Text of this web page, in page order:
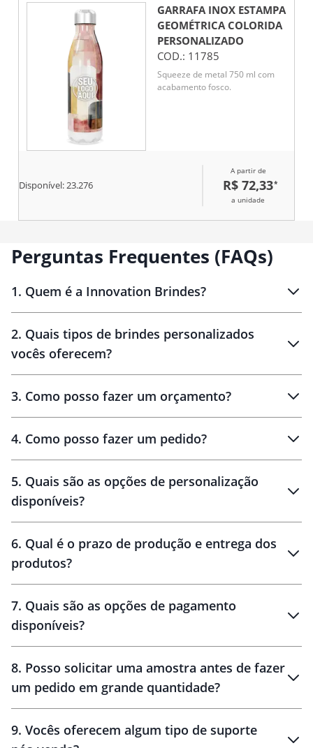
GARRAFA INOX ESTAMPA
GEOMÉTRICA COLORIDA
PERSONALIZADO
COD.: 11785
Squeeze de metal 750 ml com
acabamento fosco.
Disponível:23.276
A partir de
R$ 72,33*
a unidade
Perguntas Frequentes (FAQs)
1. Quem é a Innovation Brindes?
Brindes personalizados
2. Quais tipos de brindes personalizados
vocês oferecem?
personalizados
3. Como posso fazer um orçamento?
brinde
personalização
4. Como posso fazer um pedido?
amostra virtual
5. Quais são as opções de personalização
disponíveis?
6. Qual é o prazo de produção e entrega dos
produtos?
10 dias
brinde
48 horas
7. Quais são as opções de pagamento
disponíveis?
8. Posso solicitar uma amostra antes de fazer
um pedido em grande quantidade?
9. Vocês oferecem algum tipo de suporte